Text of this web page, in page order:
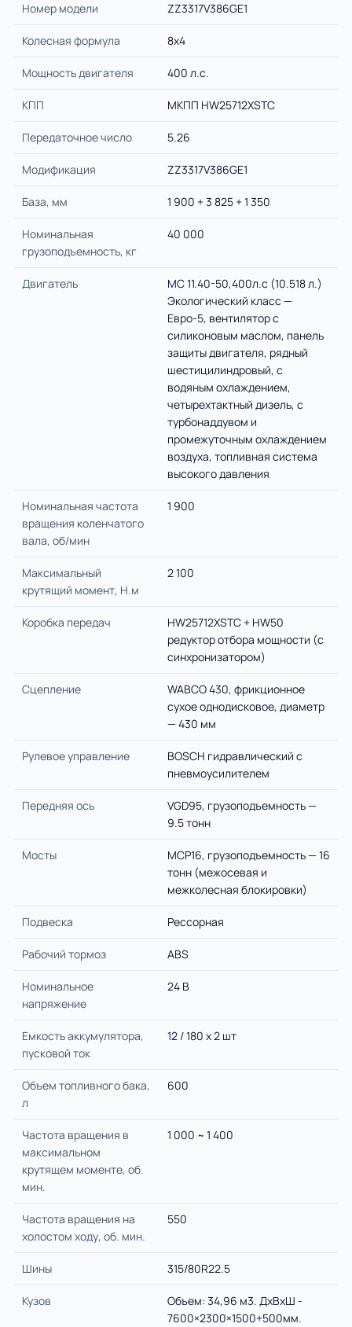
Номер модели ZZ3317V386GE1
Колесная формула 8х4
Мощность двигателя 400 л.с.
КПП МКПП HW25712XSTC
Передаточное число 5.26
Модификация ZZ3317V386GE1
База, мм 1 900 + 3 825 + 1 350
Номинальная
грузоподъемность, кг
40 000
Двигатель
MC 11.40-50,400л.с (10.518 л.)
Экологический класс —
Евро-5, вентилятор с
силиконовым маслом, панель
защиты двигателя, рядный
шестицилиндровый, с
водяным охлаждением,
четырехтактный дизель, с
турбонаддувом и
промежуточным охлаждением
воздуха, топливная система
высокого давления
Номинальная частота
вращения коленчатого
вала, об/мин
1 900
Максимальный
крутящий момент, Н.м
2 100
Коробка передач
HW25712XSTC + HW50
редуктор отбора мощности (с
синхронизатором)
Сцепление
WABCO 430, фрикционное
сухое однодисковое, диаметр
— 430 мм
Рулевое управление
BOSCH гидравлический с
пневмоусилителем
Передняя ось
VGD95, грузоподъемность —
9.5 тонн
Мосты
MCP16, грузоподъемность — 16
тонн (межосевая и
межколесная блокировки)
Подвеска Рессорная
Рабочий тормоз ABS
Номинальное
напряжение
24 В
Емкость аккумулятора,
пусковой ток
12 / 180 х 2 шт
Объем топливного бака,
л
600
Частота вращения в
максимальном
крутящем моменте, об.
мин.
1 000 ~ 1 400
Частота вращения на
холостом ходу, об. мин.
550
Шины 315/80R22.5
Кузов
Объем: 34,96 м3. ДхВхШ -
7600×2300×1500+500мм.